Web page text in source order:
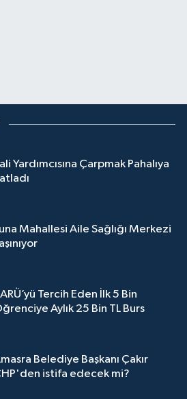
Yardımcısına Çarpmak Pahalıya
Mahallesi Aile Sağlığı Merkezi
Tercih Eden İlk 5 Bin
Aylık 25 Bin TL Burs
Belediye Başkanı Çakır
istifa edecek mi?